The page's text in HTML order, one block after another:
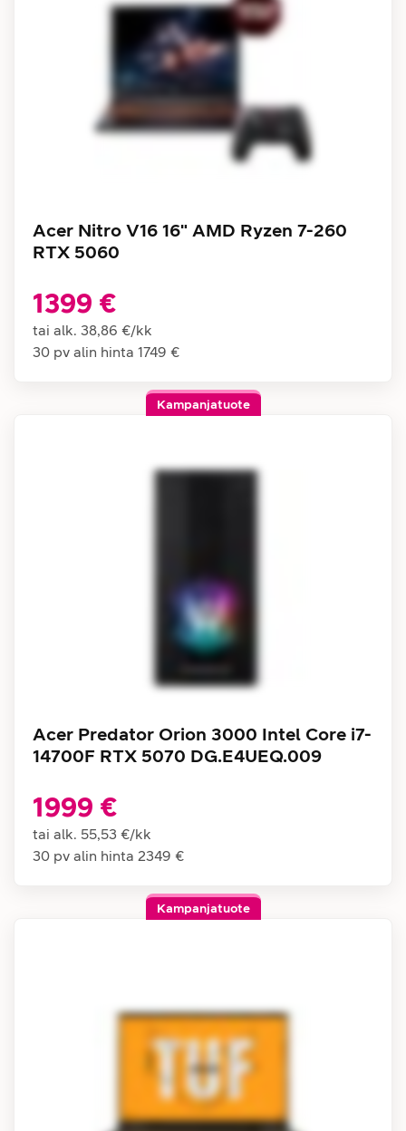
Acer Nitro V16 16" AMD Ryzen 7-260
RTX 5060
1399 €
tai alk. 38,86 €/kk
30 pv alin hinta 1749 €
Kampanjatuote
Acer Predator Orion 3000 Intel Core i7-
14700F RTX 5070 DG.E4UEQ.009
1999 €
tai alk. 55,53 €/kk
30 pv alin hinta 2349 €
Kampanjatuote